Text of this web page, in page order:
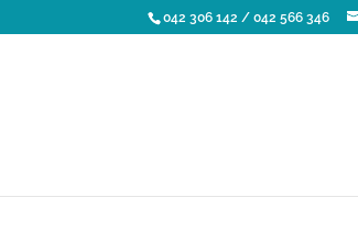
042 306 142 / 042 566 346